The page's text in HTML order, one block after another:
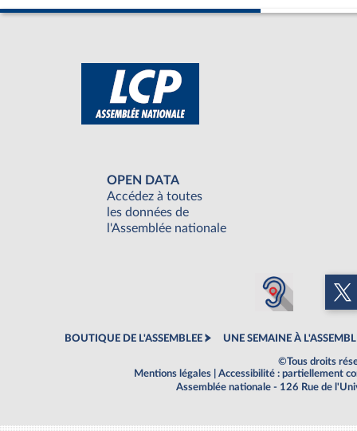
OPEN DATA
Accédez à toutes
les données de
l'Assemblée nationale
BOUTIQUE DE L'ASSEMBLEE UNE SEMAINE À
©Tous droits
Mentions légales
Accessibilité : partiellement
Assemblée nationale - 126 Rue de